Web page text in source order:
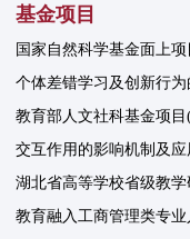
基金项目
国家自然科学基金面上
个体差错学习及创新行
教育部人文社科基金项
交互作用的影响机制及应
湖北省高等学校省级教
教育融入工商管理类专